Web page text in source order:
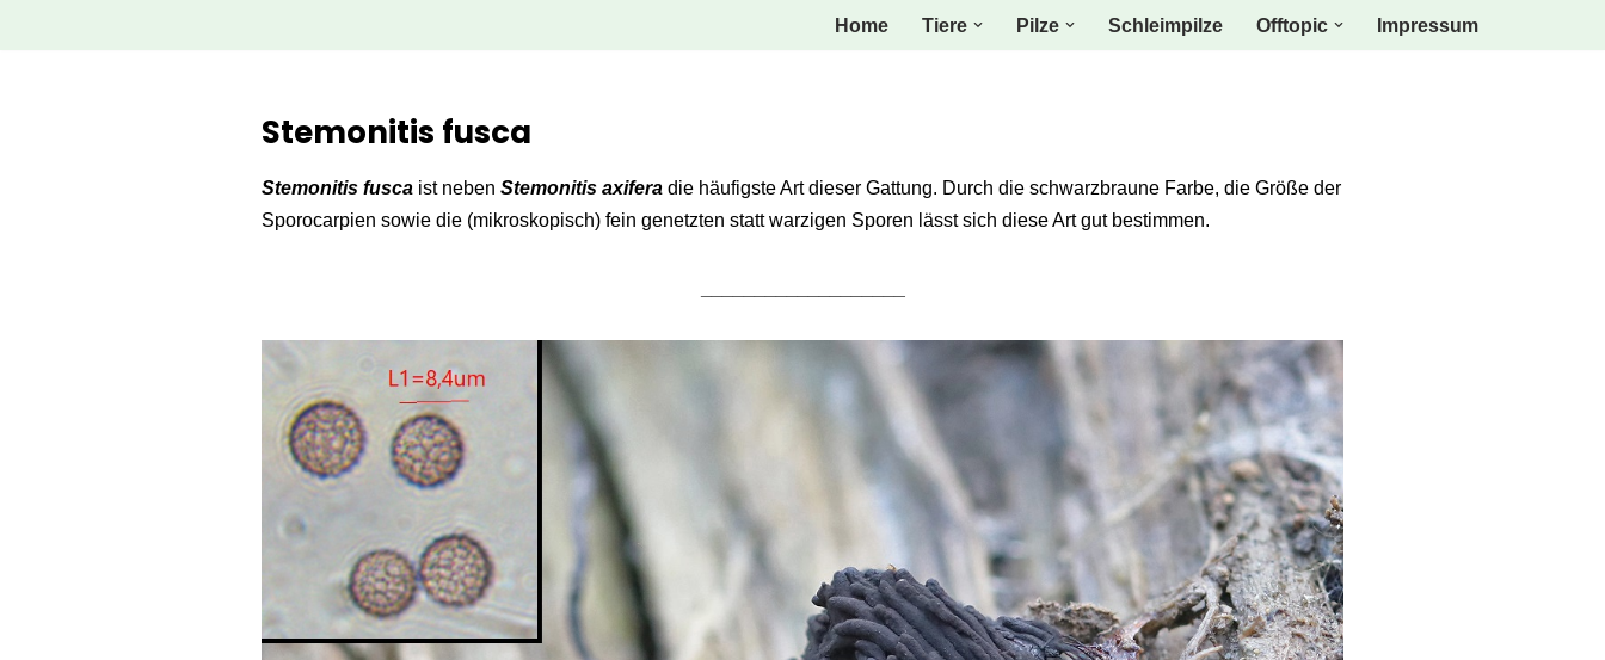
Home Tiere Pilze Schleimpilze Offtopic Impressum
Stemonitis fusca
Stemonitis fusca ist neben Stemonitis axifera die häufigste Art dieser Gattung. Durch die schwarzbraune Farbe, die Größe der
Sporocarpien sowie die (mikroskopisch) fein genetzten statt warzigen Sporen lässt sich diese Art gut bestimmen.